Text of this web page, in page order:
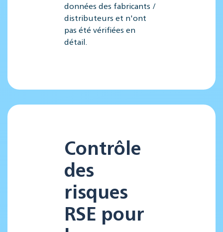
données des fabricants /
distributeurs et n'ont
pas été vérifiées en
détail.
Contrôle
des
risques
RSE pour